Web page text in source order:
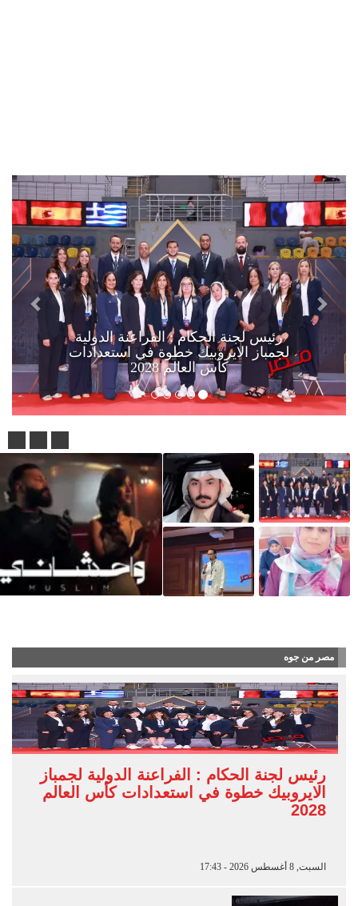
رئيس لجنة الحكام : الفراعنة الدولية
لجمباز الايروبيك خطوة في استعدادات
كأس العالم 2028
مصر من جوه
رئيس لجنة الحكام : الفراعنة الدولية لجمباز
الايروبيك خطوة في استعدادات كأس العالم
2028
السبت, 8 أغسطس 2026 - 17:43